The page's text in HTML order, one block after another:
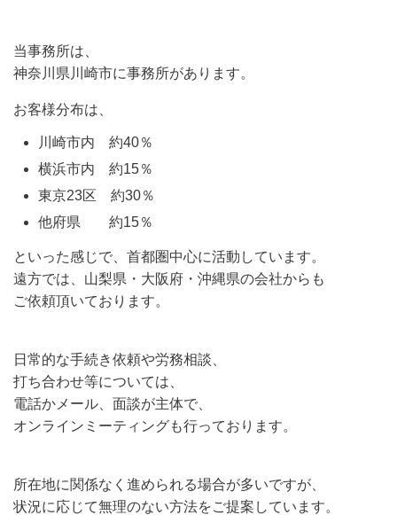
当事務所は、
神奈川県川崎市に事務所があります。
お客様分布は、
川崎市内 約40％
横浜市内 約15％
東京23区 約30％
他府県 約15％
といった感じで、首都圏中心に活動しています。
遠方では、山梨県・大阪府・沖縄県の会社からも
ご依頼頂いております。
日常的な手続き依頼や労務相談、
打ち合わせ等については、
電話かメール、面談が主体で、
オンラインミーティングも行っております。
所在地に関係なく進められる場合が多いですが、
状況に応じて無理のない方法をご提案しています。